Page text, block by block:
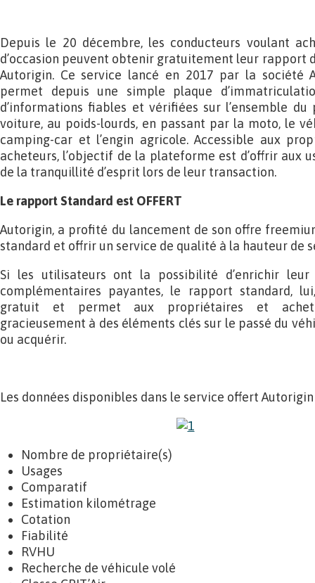
Depuis le 20 décembre, les conducteurs voulant
d’occasion peuvent obtenir gratuitement leur rapport
Autorigin. Ce service lancé en 2017 par la société
permet depuis une simple plaque
d’informations fiables et vérifiées sur l’ensemble
voiture, au poids-lourds, en passant par la moto, le
camping-car et l’engin agricole. Accessible aux
acheteurs, l’objectif de la plateforme est d’offrir aux
de la tranquillité d’esprit lors de leur transaction.
Le rapport Standard est OFFERT
Autorigin, a profité du lancement de son offre
standard et offrir un service de qualité à la hauteur de
Si les utilisateurs ont la possibilité d’enrichir
complémentaires payantes, le rapport standard,
gratuit et permet aux propriétaires et
gracieusement à des éléments clés sur le passé du
ou acquérir.
Les données disponibles dans le service offert Autorigin
Nombre de propriétaire(s)
Usages
Comparatif
Estimation kilométrage
Cotation
Fiabilité
RVHU
Recherche de véhicule volé